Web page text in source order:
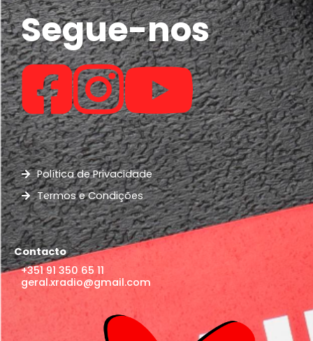
Segue-nos
Política de Privacidade
Termos e Condições
Contacto
+351 91 350 65 11
geral.xradio@gmail.com